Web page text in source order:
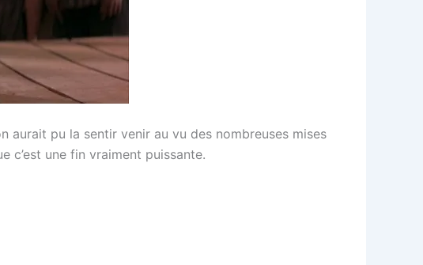
aurait pu la sentir venir au vu des nombreuses mises
c’est une fin vraiment puissante.